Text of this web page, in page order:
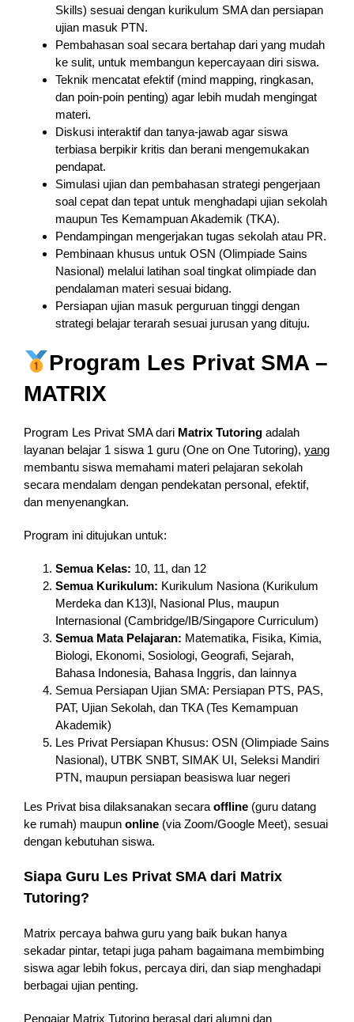
Skills) sesuai dengan kurikulum SMA dan persiapan
ujian masuk PTN.
Pembahasan soal secara bertahap dari yang mudah
ke sulit, untuk membangun kepercayaan diri siswa.
Teknik mencatat efektif (mind mapping, ringkasan,
dan poin-poin penting) agar lebih mudah mengingat
materi.
Diskusi interaktif dan tanya-jawab agar siswa
terbiasa berpikir kritis dan berani mengemukakan
pendapat.
Simulasi ujian dan pembahasan strategi pengerjaan
soal cepat dan tepat untuk menghadapi ujian sekolah
maupun Tes Kemampuan Akademik (TKA).
Pendampingan mengerjakan tugas sekolah atau PR.
Pembinaan khusus untuk OSN (Olimpiade Sains
Nasional) melalui latihan soal tingkat olimpiade dan
pendalaman materi sesuai bidang.
Persiapan ujian masuk perguruan tinggi dengan
strategi belajar terarah sesuai jurusan yang dituju.
Program Les Privat SMA –
MATRIX
Program Les Privat SMA dari Matrix Tutoringadalah
layanan belajar 1 siswa 1 guru (One on One Tutoring), yang
membantu siswa memahami materi pelajaran sekolah
secara mendalam dengan pendekatan personal, efektif,
dan menyenangkan.
Program ini ditujukan untuk:
Semua Kelas: 10, 11, dan 12
Semua Kurikulum: Kurikulum Nasiona (Kurikulum
Merdeka dan K13)l, Nasional Plus, maupun
Internasional (Cambridge/IB/Singapore Curriculum)
Semua Mata Pelajaran: Matematika, Fisika, Kimia,
Biologi, Ekonomi, Sosiologi, Geografi, Sejarah,
Bahasa Indonesia, Bahasa Inggris, dan lainnya
Semua Persiapan Ujian SMA: Persiapan PTS, PAS,
PAT, Ujian Sekolah, dan TKA (Tes Kemampuan
Akademik)
Les Privat Persiapan Khusus: OSN (Olimpiade Sains
Nasional), UTBK SNBT, SIMAK UI, Seleksi Mandiri
PTN, maupun persiapan beasiswa luar negeri
Les Privat bisa dilaksanakan secara offline(guru datang
ke rumah) maupun online(via Zoom/Google Meet), sesuai
dengan kebutuhan siswa.
Siapa Guru Les Privat SMA dari Matrix
Tutoring?
Matrix percaya bahwa guru yang baik bukan hanya
sekadar pintar, tetapi juga paham bagaimana membimbing
siswa agar lebih fokus, percaya diri, dan siap menghadapi
berbagai ujian penting.
Pengajar Matrix Tutoring berasal dari alumni dan